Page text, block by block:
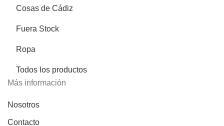
Cosas de Cádiz
Fuera Stock
Ropa
Todos los productos
Más información
Nosotros
Contacto